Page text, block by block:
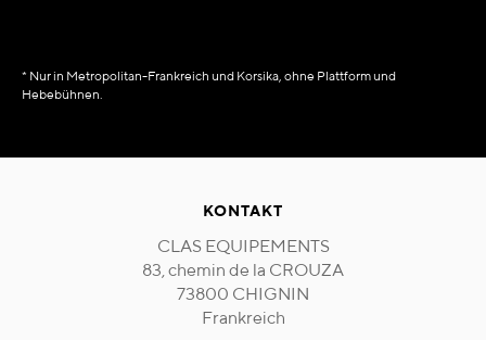
* Nur in Metropolitan-Frankreich und Korsika, ohne Plattform und
Hebebühnen.
KONTAKT
CLAS EQUIPEMENTS
83, chemin de la CROUZA
73800 CHIGNIN
Frankreich